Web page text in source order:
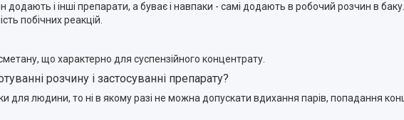
додають і інші препарати, а буває і навпаки - самі додають в робочий розчин в
побічних реакцій.
що характерно для суспензійного концентрату.
розчину і застосуванні препарату?
для людини, то ні в якому разі не можна допускати вдихання парів, попадання